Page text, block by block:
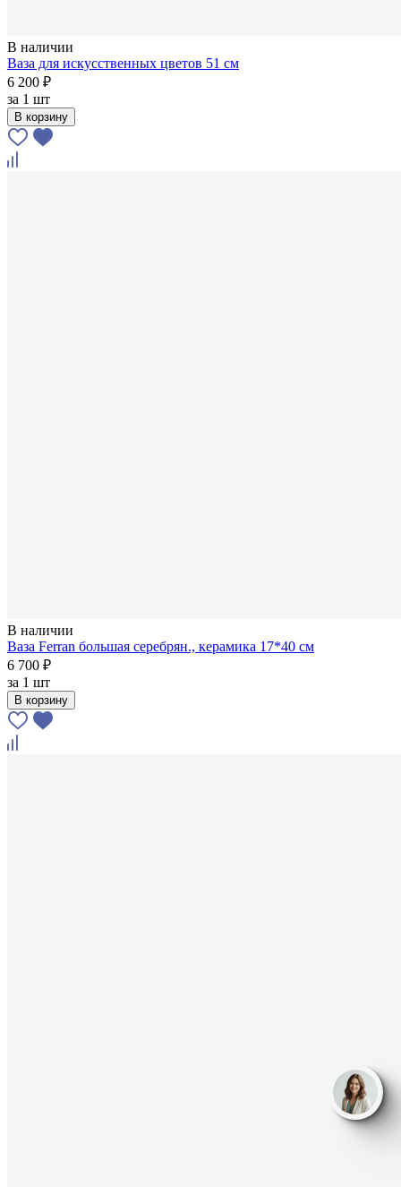
В наличии
Ваза для искусственных цветов 51 см
6 200 ₽
за 1 шт
В корзину
В наличии
Ваза Ferran большая серебрян., керамика 17*40 см
6 700 ₽
за 1 шт
В корзину